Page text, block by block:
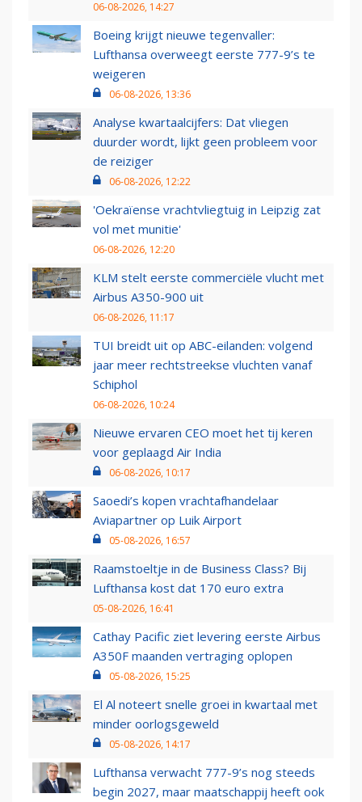
06-08-2026, 14:27
Boeing krijgt nieuwe tegenvaller:
Lufthansa overweegt eerste 777-9’s te
weigeren
06-08-2026, 13:36
Analyse kwartaalcijfers: Dat vliegen
duurder wordt, lijkt geen probleem voor
de reiziger
06-08-2026, 12:22
'Oekraïense vrachtvliegtuig in Leipzig zat
vol met munitie'
06-08-2026, 12:20
KLM stelt eerste commerciële vlucht met
Airbus A350-900 uit
06-08-2026, 11:17
TUI breidt uit op ABC-eilanden: volgend
jaar meer rechtstreekse vluchten vanaf
Schiphol
06-08-2026, 10:24
Nieuwe ervaren CEO moet het tij keren
voor geplaagd Air India
06-08-2026, 10:17
Saoedi’s kopen vrachtafhandelaar
Aviapartner op Luik Airport
05-08-2026, 16:57
Raamstoeltje in de Business Class? Bij
Lufthansa kost dat 170 euro extra
05-08-2026, 16:41
Cathay Pacific ziet levering eerste Airbus
A350F maanden vertraging oplopen
05-08-2026, 15:25
El Al noteert snelle groei in kwartaal met
minder oorlogsgeweld
05-08-2026, 14:17
Lufthansa verwacht 777-9’s nog steeds
begin 2027, maar maatschappij heeft ook